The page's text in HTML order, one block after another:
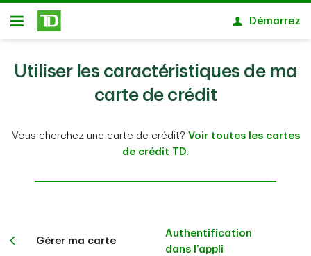
Passer au contenu principal
Ouvert
Démarrez
Utiliser les caractéristiques de ma
carte de crédit
Vous cherchez une carte de crédit? Voir toutes les cartes
de crédit TD.
Gérer ma carte
Authentification
dans l’appli